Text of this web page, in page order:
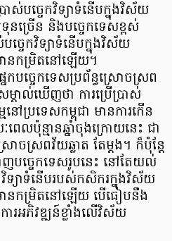
ាស់បច្ចេកវិទ្យាទំនើបក្នុងវិស័យ
ច្រើន និងបច្ចេកទេសខ្ពស់
បច្ចេកវិទ្យាទំនើបក្នុងវិស័យ
នកម្រិតនៅឡើយ។
កបច្ចេកទេសប្រព័ន្ធស្រោចស្រព
ាល់ឃើញថា ការប្រើប្រាស់
ៅប្រទេសកម្ពុជា មានការកើន
េលប៉ុន្មានឆ្នាំចុងក្រោយនេះ ជា
ោចស្រពវ័យឆ្លាត តែម្ដង។ ក៏ប៉ុន្តែ
ាញបច្ចេកទេសរូបនេះ នៅតែយល់
វិទ្យាទំនើបរបស់កសិករក្នុងវិស័យ
នកម្រិតនៅឡើយ បើធៀបនឹង
រអភិវឌ្ឍន៍ខ្លាំងលើវិស័យ